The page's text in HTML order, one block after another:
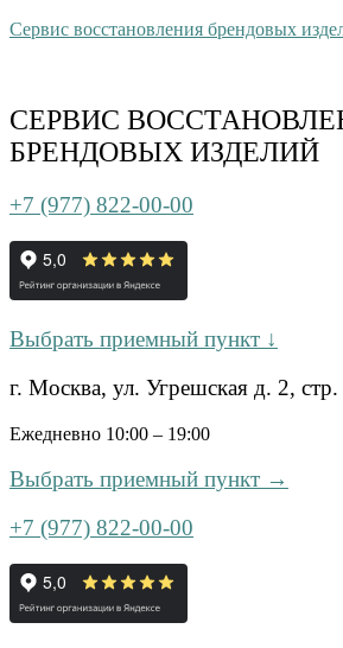
Сервис восстановления брендовых
СЕРВИС
БРЕНДОВЫХ ИЗДЕЛИЙ
+7 (977) 822-00-00
Выбрать приемный пункт ↓
г. Москва, ул. Угрешская д. 2,
Ежедневно 10:00 – 19:00
Выбрать приемный пункт →
+7 (977) 822-00-00